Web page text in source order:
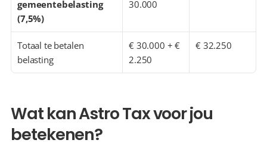
gemeentebelasting
(7,5%)
30.000
Totaal te betalen
belasting
€ 30.000 + €
2.250
€ 32.250
Wat kan Astro Tax voor jou
betekenen?